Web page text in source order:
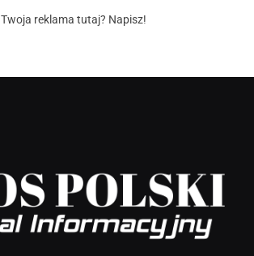
Twoja reklama tutaj? Napisz!